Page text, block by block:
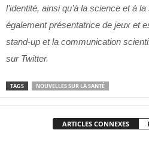
l’identité, ainsi qu’à la science et à
également présentatrice de jeux et
stand-up et la communication
sur Twitter.
TAGS NOUVELLES SUR LA SANTÉ
ARTICLES CONNEXES